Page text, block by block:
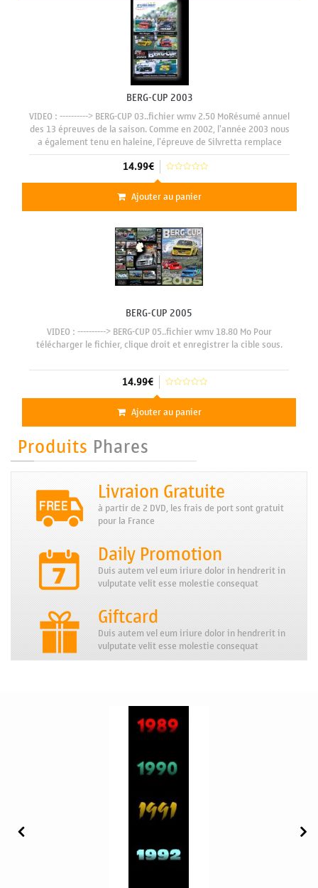
BERG-CUP 2003
VIDEO : ----------> BERG-CUP 03..fichier wmv 2.50 MoRésumé annuel
des 13 épreuves de la saison. Comme en 2002, l'année 2003 nous
a également tenu en haleine, l'épreuve de Silvretta remplace
celle de Gerlos en Autriche, distinction et
14.99€
Ajouter au panier
BERG-CUP 2005
VIDEO : ----------> BERG-CUP 05..fichier wmv 18.80 Mo Pour
télécharger le fichier, clique droit et enregistrer la cible sous.
14.99€
Ajouter au panier
Produits Phares
Livraion Gratuite
à partir de 2 DVD, les frais de port sont gratuit
pour la France
Daily Promotion
Duis autem vel eum iriure dolor in hendrerit in
vulputate velit esse molestie consequat
Giftcard
Duis autem vel eum iriure dolor in hendrerit in
vulputate velit esse molestie consequat